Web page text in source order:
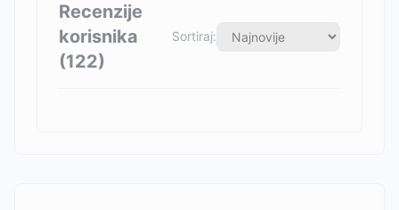
Recenzije
korisnika
(122)
Sortiraj: